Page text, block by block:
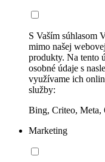
S Vaším súhlasom
mimo našej
produkty. Na tento
osobné údaje s
využívame ich
služby:
Bing, Criteo, Meta,
Marketing